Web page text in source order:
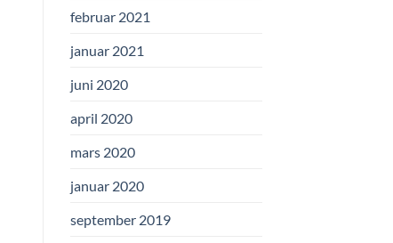
februar 2021
januar 2021
juni 2020
april 2020
mars 2020
januar 2020
september 2019